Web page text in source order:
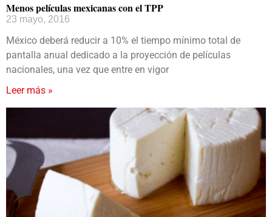
Menos películas mexicanas con el TPP
23 mayo, 2016
México deberá reducir a 10% el tiempo mínimo total de
pantalla anual dedicado a la proyección de películas
nacionales, una vez que entre en vigor
Leer más »